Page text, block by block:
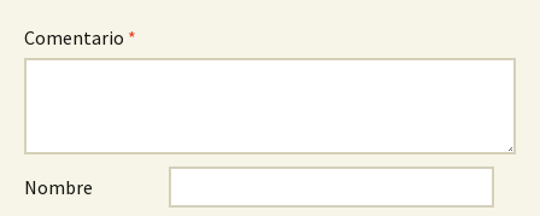
Comentario *
Nombre